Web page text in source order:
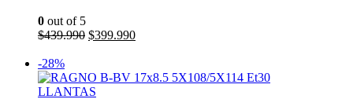
0 out of 5
$439.990 El
era:
$439.990.
$399.990El
es:
-28%
LLANTAS